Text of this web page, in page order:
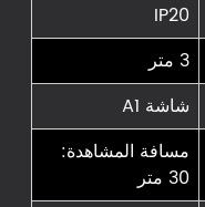
IP20
3 متر
شاشة A1
مسافة المشاهدة:
30 متر